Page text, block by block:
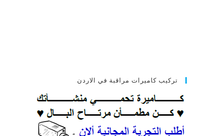
تركيب كاميرات مراقبة في الاردن